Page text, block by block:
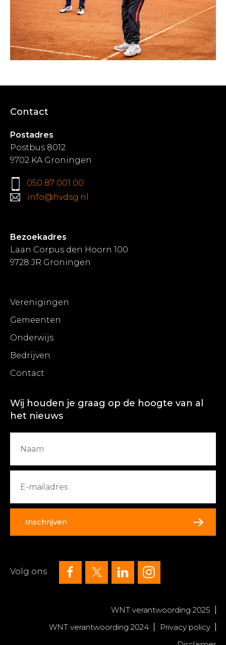
Contact
Postadres
Postbus 8012
9702 KA Groningen
050 87 001 00
info@hvdsg.nl
Bezoekadres
Laan Corpus den Hoorn 100
9728 JR Groningen
Verenigingen
Gemeenten
Onderwijs
Bedrijven
Contact
Wij houden je graag op de hoogte van al
het nieuws
Inschrijven
Volg ons
WNT verantwoording 2025
WNT verantwoording 2024
Privacy policy